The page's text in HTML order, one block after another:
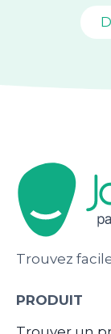
Trouvez
PRODUIT